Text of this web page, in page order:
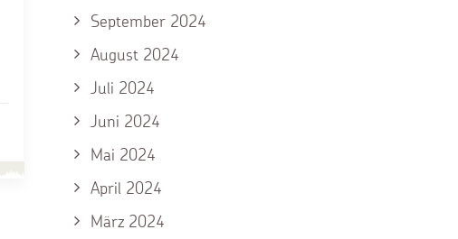
September 2024
August 2024
Juli 2024
Juni 2024
Mai 2024
April 2024
März 2024